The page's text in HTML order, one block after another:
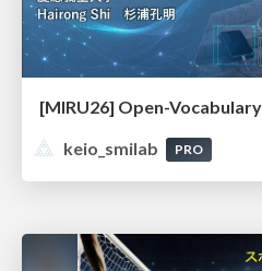
keio_smilab
PRO